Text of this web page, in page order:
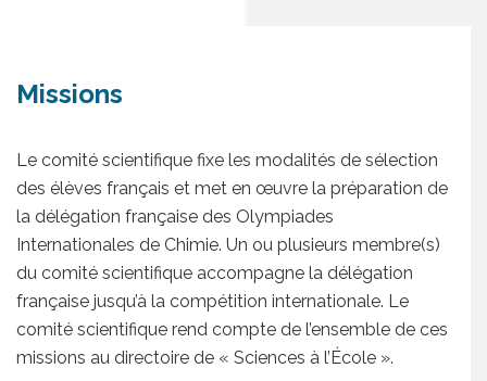
Missions
Le comité scientifique fixe les modalités de sélection
des élèves français et met en œuvre la préparation de
la délégation française des Olympiades
Internationales de Chimie. Un ou plusieurs membre(s)
du comité scientifique accompagne la délégation
française jusqu’à la compétition internationale. Le
comité scientifique rend compte de l’ensemble de ces
missions au directoire de « Sciences à l’École ».